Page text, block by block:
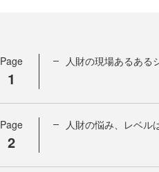
Page
1
人財の現場あるある
Page
2
人財の悩み、レベル